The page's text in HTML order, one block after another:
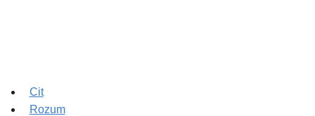
Cit
Rozum